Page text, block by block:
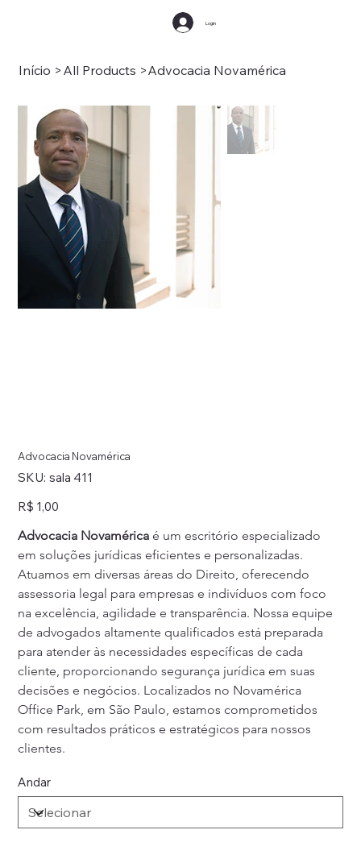
Login
Início > All Products >Advocacia Novamérica
Advocacia Novamérica
SKU:
SKU
sala
sala 411
Preço
R$ 1,00
Advocacia Novamérica é um escritório especializado
em soluções jurídicas eficientes e personalizadas.
Atuamos em diversas áreas do Direito, oferecendo
assessoria legal para empresas e indivíduos com foco
na excelência, agilidade e transparência. Nossa equipe
de advogados altamente qualificados está preparada
para atender às necessidades específicas de cada
cliente, proporcionando segurança jurídica em suas
decisões e negócios. Localizados no Novamérica
Office Park, em São Paulo, estamos comprometidos
com resultados práticos e estratégicos para nossos
clientes.
Andar